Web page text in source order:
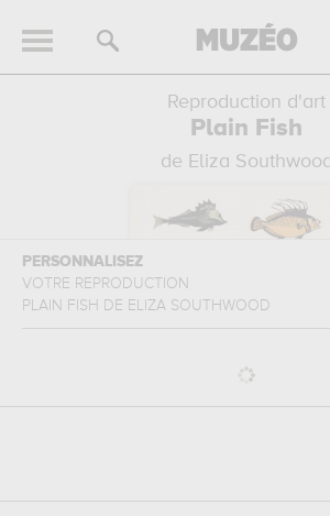
Reproduction d'art
Plain Fish
de Eliza Southwood
PERSONNALISEZ
VOTRE REPRODUCTION
PLAIN FISH DE ELIZA SOUTHWOOD